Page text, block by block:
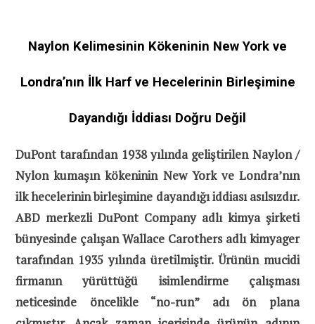
Naylon Kelimesinin Kökeninin New York ve
Londra’nın İlk Harf ve Hecelerinin Birleşimine
Dayandığı İddiası Doğru Değil
DuPont tarafından 1938 yılında geliştirilen Naylon /
Nylon kumaşın kökeninin New York ve Londra’nın
ilk hecelerinin birleşimine dayandığı iddiası asılsızdır.
ABD merkezli DuPont Company adlı kimya şirketi
bünyesinde çalışan Wallace Carothers adlı kimyager
tarafından 1935 yılında üretilmiştir. Ürünün mucidi
firmanın yürüttüğü isimlendirme çalışması
neticesinde öncelikle “no-run” adı ön plana